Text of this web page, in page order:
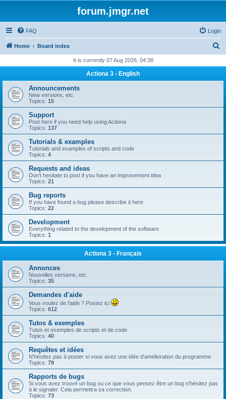
forum.jmgr.net
FAQ Login
Home Board index
r
h
It is currently 07 Aug 2026, 04:38
Actiona 3 - English
Announcements
New versions, etc.
Topics: 15
Support
Post here if you need help using Actiona
Topics: 137
Tutorials & examples
Tutorials and examples of scripts and code
Topics: 4
Requests and ideas
Don't hesitate to post if you have an improvement idea
Topics: 21
Bug reports
If you have found a bug please describe it here
Topics: 22
Development
Everything related to the development of the software
Topics: 1
Actiona 3 - Français
Annonces
Nouvelles versions, etc.
Topics: 35
Demandes d'aide
Vous voulez de l'aide ? Postez ici
Topics: 612
Tutos & exemples
Tutos et exemples de scripts et de code
Topics: 40
Requêtes et idées
N'hésitez pas à poster si vous avez une idée d'amélioration du programme
Topics: 79
Rapports de bugs
Si vous avez trouvé un bug ou ce que vous pensez être un bug n'hésitez pas
à le signaler. Cela permettra sa correction.
Topics: 73